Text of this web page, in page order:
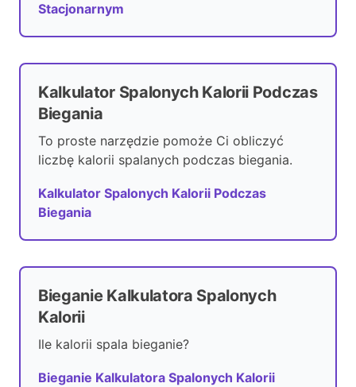
Stacjonarnym
Kalkulator Spalonych Kalorii Podczas
Biegania
To proste narzędzie pomoże Ci obliczyć
liczbę kalorii spalanych podczas biegania.
Kalkulator Spalonych Kalorii Podczas
Biegania
Bieganie Kalkulatora Spalonych
Kalorii
Ile kalorii spala bieganie?
Bieganie Kalkulatora Spalonych Kalorii